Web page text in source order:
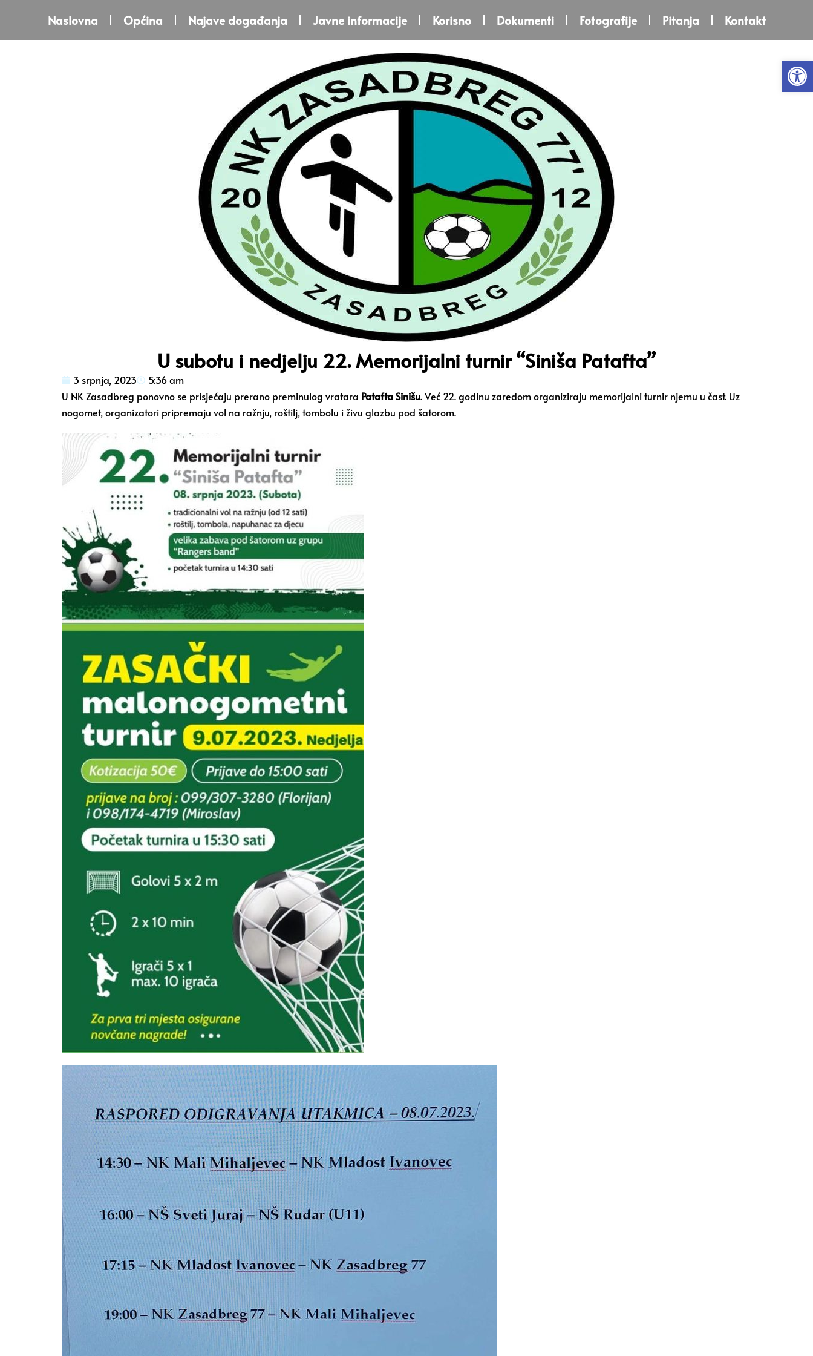
Naslovna Općina Najave događanja Javne informacije Korisno Dokumenti Fotografije Pitanja Kontakt
U subotu i nedjelju 22. Memorijalni turnir “Siniša Patafta”
3 srpnja, 2023
5:36 am
U NK Zasadbreg ponovno se prisjećaju prerano preminulog vratara Patafta Sinišu. Već 22. godinu zaredom organiziraju memorijalni turnir njemu u čast. Uz
nogomet, organizatori pripremaju vol na ražnju, roštilj, tombolu i živu glazbu pod šatorom.